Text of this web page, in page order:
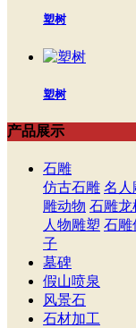
塑树
塑树
产品展示
石雕
仿古石雕 名人
雕动物 石雕龙
人物雕塑 石雕
子
墓碑
假山喷泉
风景石
石材加工